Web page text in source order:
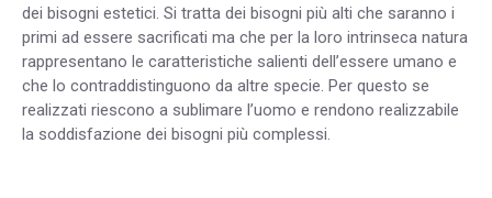
dei bisogni estetici. Si tratta dei bisogni più alti che saranno i
primi ad essere sacrificati ma che per la loro intrinseca natura
rappresentano le caratteristiche salienti dell’essere umano e
che lo contraddistinguono da altre specie. Per questo se
realizzati riescono a sublimare l’uomo e rendono realizzabile
la soddisfazione dei bisogni più complessi.